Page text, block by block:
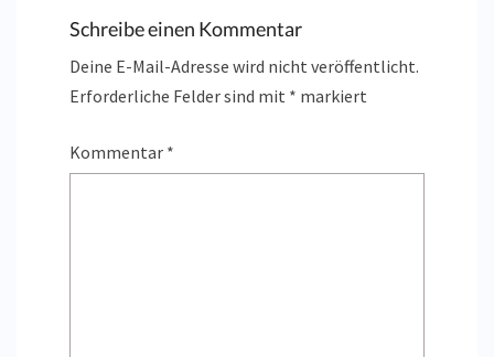
Schreibe einen Kommentar
Deine E-Mail-Adresse wird nicht veröffentlicht.
Erforderliche Felder sind mit * markiert
Kommentar *